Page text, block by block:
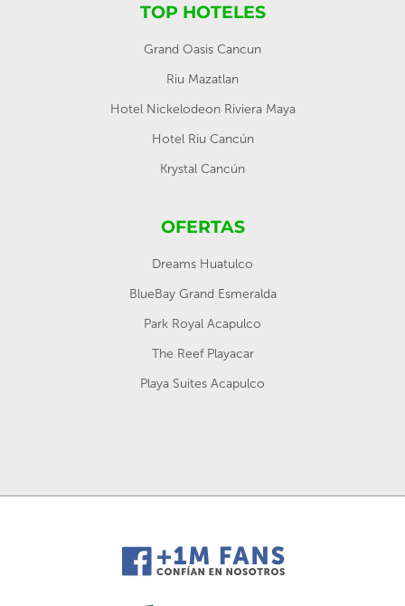
TOP HOTELES
Grand Oasis Cancun
Riu Mazatlan
Hotel Nickelodeon Riviera Maya
Hotel Riu Cancún
Krystal Cancún
OFERTAS
Dreams Huatulco
BlueBay Grand Esmeralda
Park Royal Acapulco
The Reef Playacar
Playa Suites Acapulco